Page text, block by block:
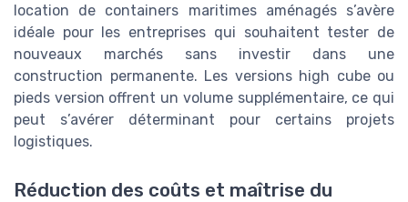
location de containers maritimes aménagés s’avère
idéale pour les entreprises qui souhaitent tester de
nouveaux marchés sans investir dans une
construction permanente. Les versions high cube ou
pieds version offrent un volume supplémentaire, ce qui
peut s’avérer déterminant pour certains projets
logistiques.
Réduction des coûts et maîtrise du